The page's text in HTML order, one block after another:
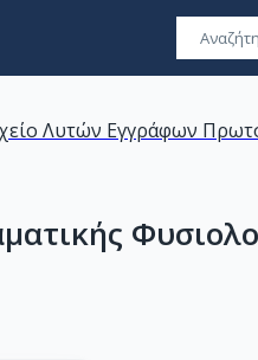
Λυτών Εγγράφων